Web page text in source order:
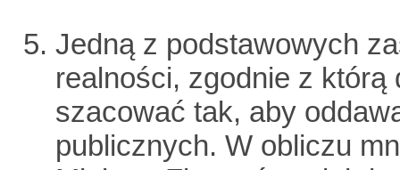
Jedną z podstawowych
realności, zgodnie z
szacować tak, aby
publicznych. W obliczu